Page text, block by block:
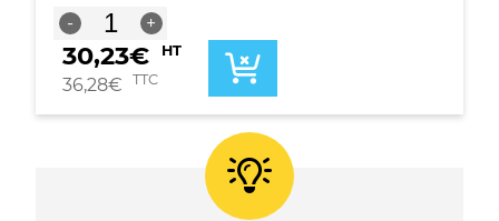
-
quantité
de
HP
308
+
+
30,23€ HT
36,28€ TTC